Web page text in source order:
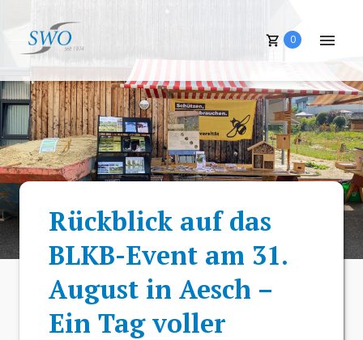
0
Rückblick auf das
BLKB-Event am 31.
August in Aesch –
Ein Tag voller